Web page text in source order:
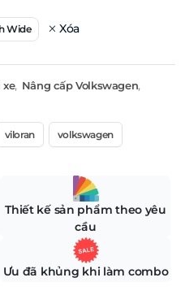
Wide Xóa
xe, Nâng cấp Volkswagen,
viloran volkswagen
Thiết kế sản phẩm theo yêu
cầu
Ưu đã khủng khi làm combo